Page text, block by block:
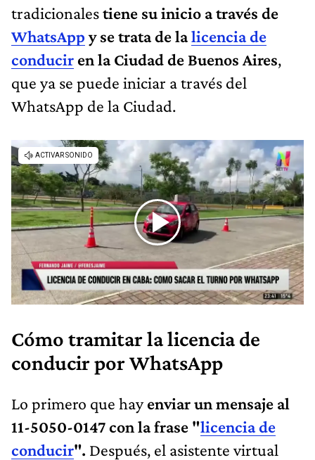
tradicionalestiene su inicio a través de
WhatsAppy se trata de lalicencia de
conducir en la Ciudad de Buenos Aires,
que ya se puede iniciar a través del
WhatsApp de la Ciudad.
Cómo tramitar la licencia de
conducir por WhatsApp
Lo primero que hayenviar un mensaje al
11-5050-0147 con la frase "licencia de
conducir". Después, el asistente virtual